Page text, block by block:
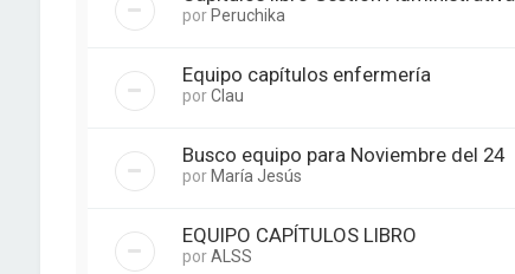
porPeruchika
Equipo capítulos enfermería
porClau
Busco equipo para Noviembre del 24
porMaría Jesús
EQUIPO CAPÍTULOS LIBRO
porALSS